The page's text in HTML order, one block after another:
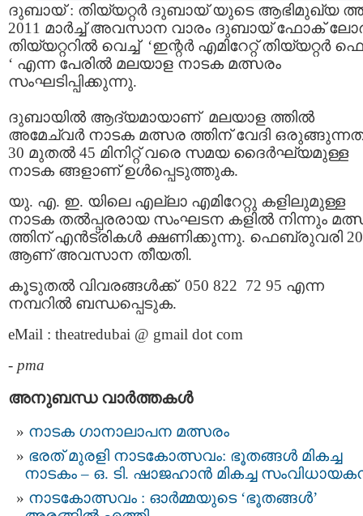
ദുബായ് : തിയ്യറ്റര്‍ ദുബായ് യുടെ ആഭിമുഖ്യ
2011 മാര്‍ച്ച് അവസാന വാരം ദുബായ് ഫോക്
തിയ്യറ്ററില്‍ വെച്ച് ‘ഇന്റര്‍ എമിറേറ്റ് തിയ്യറ്റര്‍
‘ എന്ന പേരില്‍ മലയാള നാടക മത്സരം
സംഘടിപ്പിക്കുന്നു.
ദുബായില്‍ ആദ്യമായാണ് മലയാള ത്തില്‍
അമേച്വര്‍ നാടക മത്സര ത്തിന് വേദി
30 മുതല്‍ 45 മിനിറ്റ് വരെ സമയ ദൈര്‍ഘ്യമുള്ള
നാടക ങ്ങളാണ് ഉള്‍പ്പെടുത്തുക.
യു. എ. ഇ. യിലെ എല്ലാ എമിറേറ്റു കളിലുമുള്ള
നാടക തല്‍പ്പരരായ സംഘടന കളില്‍ നിന്നും
ത്തിന് എന്‍ട്രികള്‍ ക്ഷണിക്കുന്നു. ഫെബ്രുവരി 20
ആണ് അവസാന തീയതി.
കൂടുതല്‍ വിവരങ്ങള്‍ക്ക് 050 822 72 95 എന്ന
നമ്പറില്‍ ബന്ധപ്പെടുക.
eMail : theatredubai @ gmail dot com
- pma
അനുബന്ധ വാര്‍ത്തകള്‍
നാടക ഗാനാലാപന മത്സരം
ഭരത് മുരളി നാടകോത്സവം: ഭൂതങ്ങൾ മികച്ച
നാടകം – ഒ. ടി. ഷാജഹാൻ മികച്ച
നാടകോത്സവം : ഓർമ്മയുടെ ‘ഭൂതങ്ങൾ’